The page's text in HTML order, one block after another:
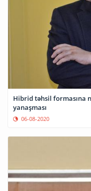
Hibrid təhsil formasına
yanaşması
06-08-2020